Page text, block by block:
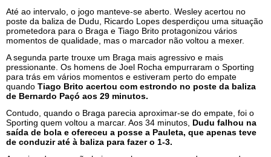
Até ao intervalo, o jogo manteve-se aberto. Wesley acertou no
poste da baliza de Dudu, Ricardo Lopes desperdiçou uma situação
prometedora para o Braga e Tiago Brito protagonizou vários
momentos de qualidade, mas o marcador não voltou a mexer.
A segunda parte trouxe um Braga mais agressivo e mais
pressionante. Os homens de Joel Rocha empurraram o Sporting
para trás em vários momentos e estiveram perto do empate
quando Tiago Brito acertou com estrondo no poste da baliza
de Bernardo Paçó aos 29 minutos.
Contudo, quando o Braga parecia aproximar-se do empate, foi o
Sporting quem voltou a marcar. Aos 34 minutos, Dudu falhou na
saída de bola e ofereceu a posse a Pauleta, que apenas teve
de conduzir até à baliza para fazer o 1-3.